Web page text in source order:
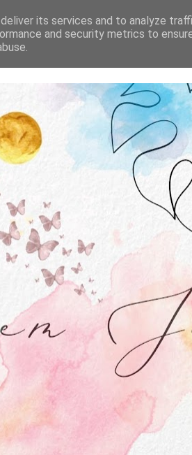
STRONA GŁÓWNA O MNIE
its services and to analyze
and security metrics to